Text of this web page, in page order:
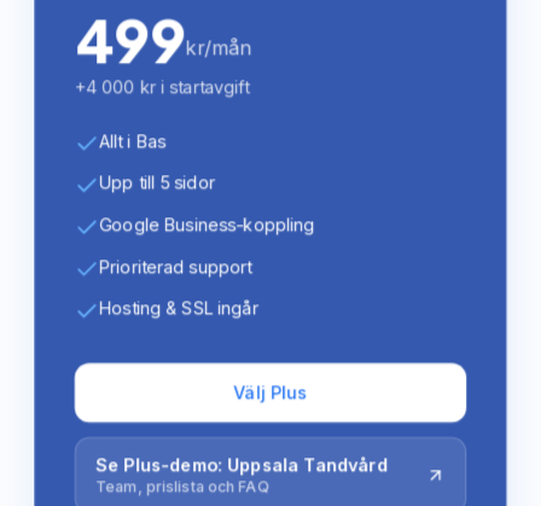
499kr/mån
+4 000 kr i startavgift
Allt i Bas
Upp till 5 sidor
Google Business-koppling
Prioriterad support
Hosting & SSL ingår
Välj Plus
Se Plus-demo: Uppsala Tandvård
Team, prislista och FAQ